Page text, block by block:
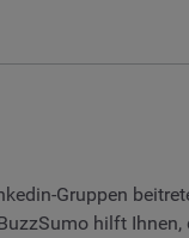
Gruppen
hilft